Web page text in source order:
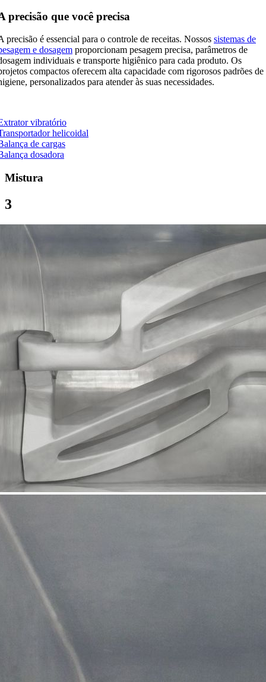
precisão que você precisa
precisão é essencial para o controle de receitas. Nossos sistemas de
e dosagem proporcionam pesagem precisa, parâmetros de
individuais e transporte higiênico para cada produto. Os
compactos oferecem alta capacidade com rigorosos padrões de
personalizados para atender às suas necessidades.
vibratório
helicoidal
de cargas
dosadora
Mistura
3